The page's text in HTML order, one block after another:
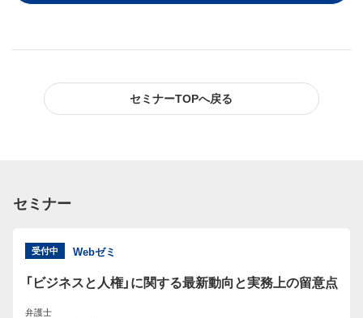
セミナーTOPへ戻る
セミナー
受付中 Webゼミ
「ビジネスと人権」に関する最新動向と実務上の留意点
弁護士